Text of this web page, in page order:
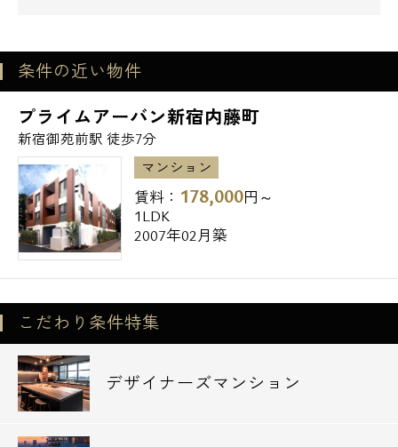
■エレベーター
■光ファイバー
■BS
■CS
■駐輪場(13台)
■駐車場(平置き2台:42000円/月)
■カラーモニター付インターフォン
■フローリング
■エアコン
■浴室乾燥機
■室内洗濯機置場
■独立洗面台
■システムキッチン(IHヒーター)
■床暖房
■カードキー採用
条件の近い物件
プライムアーバン新宿内藤町
新宿御苑前駅 徒歩7分
マンション
賃料： 178,000円～
1LDK
2007年02月築
こだわり条件特集
デザイナーズマンション